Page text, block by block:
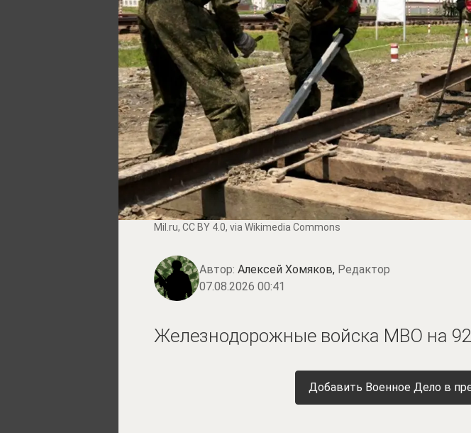
Mil.ru, CC BY 4.0, via Wikimedia Commons
Автор: Алексей Хомяков, Редактор
07.08.2026 00:41
Железнодорожные войска МВО на
Добавить Военное Дело в